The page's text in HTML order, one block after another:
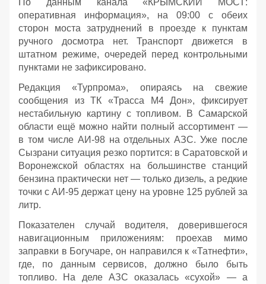
оперативная информация», на 09:00 с обеих
сторон моста затруднений в проезде к пунктам
ручного досмотра нет. Транспорт движется в
штатном режиме, очередей перед контрольными
пунктами не зафиксировано.
Редакция «Турпрома», опираясь на свежие
сообщения из ТК «Трасса М4 Дон», фиксирует
нестабильную картину с топливом. В Самарской
области ещё можно найти полный ассортимент —
в том числе АИ‑98 на отдельных АЗС. Уже после
Сызрани ситуация резко портится: в Саратовской и
Воронежской областях на большинстве станций
бензина практически нет — только дизель, а редкие
точки с АИ‑95 держат цену на уровне 125 рублей за
литр.
Показателен случай водителя, доверившегося
навигационным приложениям: проехав мимо
заправки в Богучаре, он направился к «Татнефти»,
где, по данным сервисов, должно было быть
топливо. На деле АЗС оказалась «сухой» — а